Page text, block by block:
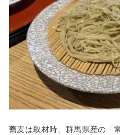
蕎麦は取材時、群馬県産の「